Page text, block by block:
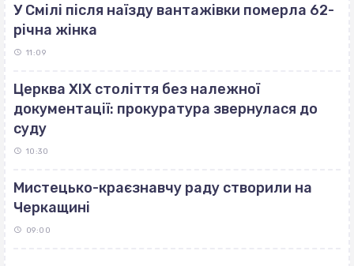
У Смілі після наїзду вантажівки померла 62-
річна жінка
11:09
Церква ХІХ століття без належної
документації: прокуратура звернулася до
суду
10:30
Мистецько-краєзнавчу раду створили на
Черкащині
09:00